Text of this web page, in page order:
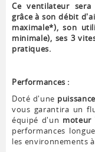
Ce ventilateur
grâce à son débit
maximale*), son
minimale), ses 3
pratiques.
Performances :
Doté d'une
vous garantira un
équipé d'un moteur
performances
les environnements